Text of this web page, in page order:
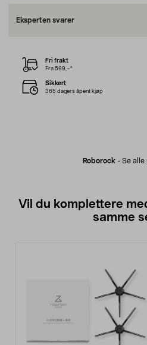
Eksperten svarer
Roborock- Se alle
Fri frakt
Fra 599,–*
Sikkert
365 dagers åpent kjøp
Vil du komplettere
samme